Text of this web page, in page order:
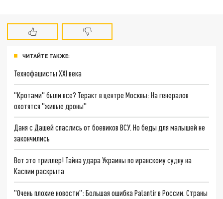
ЧИТАЙТЕ ТАКЖЕ:
Технофашисты XXI века
"Кротами" были все? Теракт в центре Москвы: На генералов
охотятся "живые дроны"
Даня с Дашей спаслись от боевиков ВСУ. Но беды для малышей не
закончились
Вот это триллер! Тайна удара Украины по иранскому судну на
Каспии раскрыта
"Очень плохие новости": Большая ошибка Palantir в России. Страны